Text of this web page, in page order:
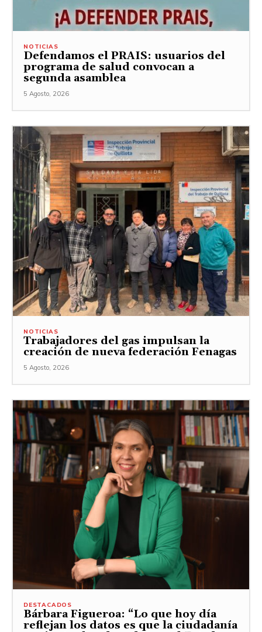
NOTICIAS
Defendamos el PRAIS: usuarios del
programa de salud convocan a
segunda asamblea
5 Agosto, 2026
NOTICIAS
Trabajadores del gas impulsan la
creación de nueva federación Fenagas
5 Agosto, 2026
DESTACADOS
Bárbara Figueroa: “Lo que hoy día
reflejan los datos es que la ciudadanía